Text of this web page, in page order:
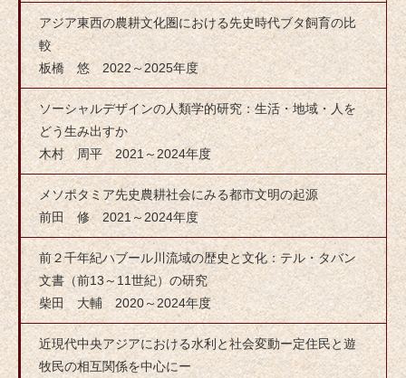
アジア東西の農耕文化圏における先史時代ブタ飼育の比
較
板橋 悠 2022～2025年度
ソーシャルデザインの人類学的研究：生活・地域・人を
どう生み出すか
木村 周平 2021～2024年度
メソポタミア先史農耕社会にみる都市文明の起源
前田 修 2021～2024年度
前２千年紀ハブール川流域の歴史と文化：テル・タバン
文書（前13～11世紀）の研究
柴田 大輔 2020～2024年度
近現代中央アジアにおける水利と社会変動ー定住民と遊
牧民の相互関係を中心にー